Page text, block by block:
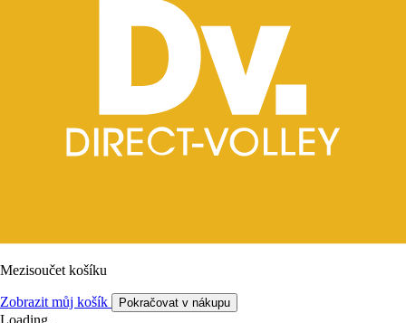
Mezisoučet košíku
Zobrazit můj košík Pokračovat v nákupu
Loading...